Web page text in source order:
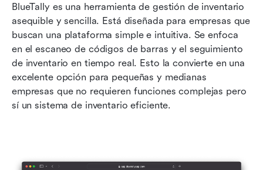
BlueTally es una herramienta de gestión de inventario
asequible y sencilla. Está diseñada para empresas que
buscan una plataforma simple e intuitiva. Se enfoca
en el escaneo de códigos de barras y el seguimiento
de inventario en tiempo real. Esto la convierte en una
excelente opción para pequeñas y medianas
empresas que no requieren funciones complejas pero
sí un sistema de inventario eficiente.